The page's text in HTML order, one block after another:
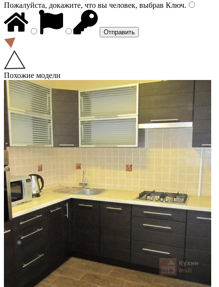
Пожалуйста, докажите, что вы человек, выбрав Ключ.
Похожие модели